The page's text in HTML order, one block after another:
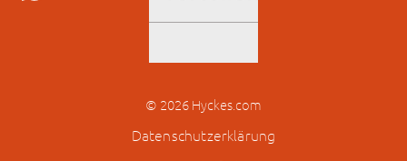
© 2026 Hyckes.com
Datenschutzerklärung